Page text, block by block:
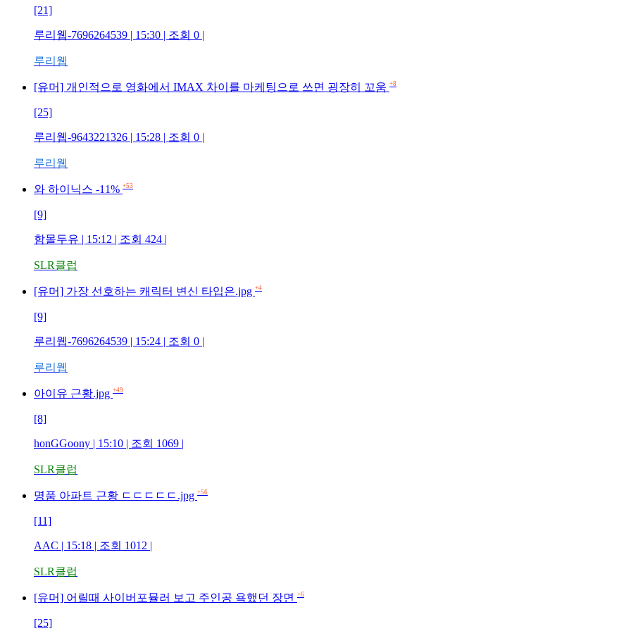
[21]
루리웹-7696264539 | 15:30 | 조회 0 |
루리웹
[유머] 개인적으로 영화에서 IMAX 차이를 마케팅으로 쓰면 굉장히 꼬움 +8
[25]
루리웹-9643221326 | 15:28 | 조회 0 |
루리웹
와 하이닉스 -11% +53
[9]
함몰두유 | 15:12 | 조회 424 |
SLR클럽
[유머] 가장 선호하는 캐릭터 변신 타입은.jpg +4
[9]
루리웹-7696264539 | 15:24 | 조회 0 |
루리웹
아이유 근황.jpg +49
[8]
honGGoony | 15:10 | 조회 1069 |
SLR클럽
명품 아파트 근황 ㄷㄷㄷㄷㄷ.jpg +56
[11]
AAC | 15:18 | 조회 1012 |
SLR클럽
[유머] 어릴때 사이버포뮬러 보고 주인공 욕했던 장면 +6
[25]